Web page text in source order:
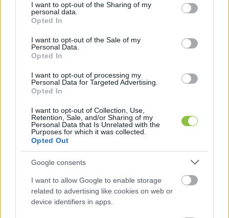
not limited to your visit or usage behaviour. You may click to
grant or deny consent to Google and its third-party tags to
use your data for below specified purposes in below Google
consent section.
I want to opt-out of the Sharing of my
personal data.
Opted In
I want to opt-out of the Sale of my
Personal Data.
Opted In
I want to opt-out of processing my
Personal Data for Targeted Advertising.
Opted In
I want to opt-out of Collection, Use,
Retention, Sale, and/or Sharing of my
Personal Data that Is Unrelated with the
Purposes for which it was collected.
Opted Out
Google consents
I want to allow Google to enable storage
related to advertising like cookies on web or
device identifiers in apps.
helyiséget a jelöltek, pártok számára.
Súlyos kritika a választókerületi választási
bizottságnak
„A Bizottság mielőtt rátérne a tárgyi ügy részletes
vizsgálatára felhívja az OEVB figyelmét, hogy a
jövőben fektessen különös hangsúlyt indokolási
kötelezettségének teljesítésére”, mert az a
törvényi rendelkezés, hogy
kötelezettség „
– olvasható a Nemzeti Választási
Bizottság határozatában